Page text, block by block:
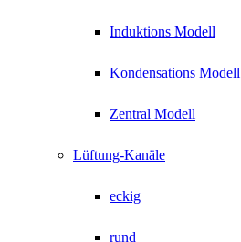
Induktions Modell
Kondensations Modell
Zentral Modell
Lüftung-Kanäle
eckig
rund